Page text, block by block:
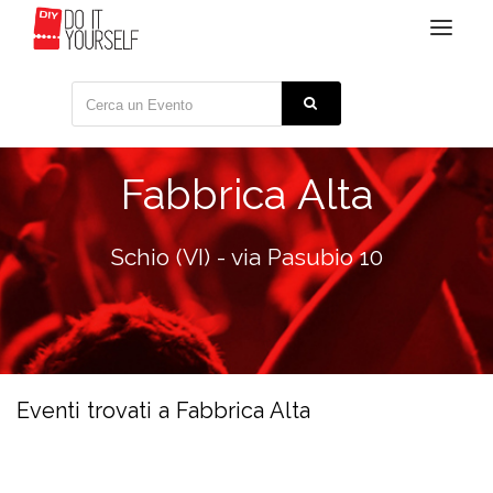
Toggle
Fabbrica Alta
Schio (VI) - via Pasubio 10
Eventi trovati a Fabbrica Alta